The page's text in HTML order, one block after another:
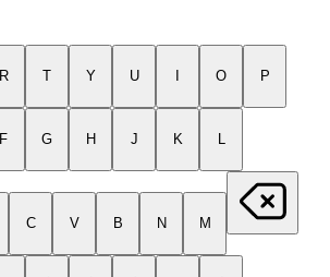
R T Y U O P
F G H J K L
C V B N M